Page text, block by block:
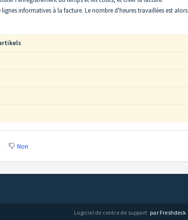
informatives à la facture. Le nombre d'heures travaillées est alors
Non
Logiciel de centre de support par Freshdesk